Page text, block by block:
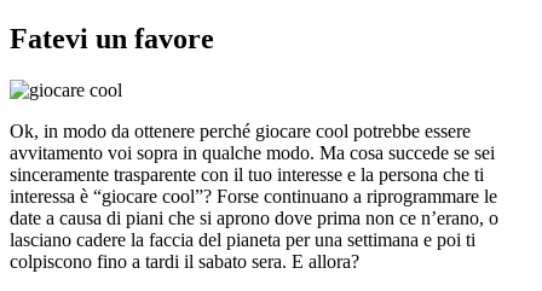
Fatevi un favore
Ok, in modo da ottenere perché giocare cool potrebbe essere
avvitamento voi sopra in qualche modo. Ma cosa succede se sei
sinceramente trasparente con il tuo interesse e la persona che ti
interessa è “giocare cool”? Forse continuano a riprogrammare le
date a causa di piani che si aprono dove prima non ce n’erano, o
lasciano cadere la faccia del pianeta per una settimana e poi ti
colpiscono fino a tardi il sabato sera. E allora?